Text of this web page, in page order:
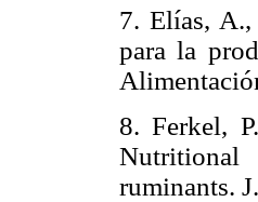
7. Elías,
para la
8. Ferkel,
Nutritional
ruminants.